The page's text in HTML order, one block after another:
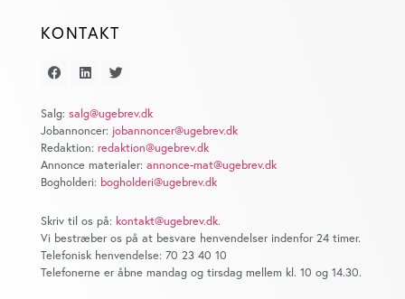
brug af vores website med vores partnere inden for sociale
medier, annonceringspartnere og analysepartnere. Vores
du har givet dem, eller som de har indsamlet fra din brug
af deres tjenester. Du samtykker til vores cookies, hvis du
fortsætter med at anvende vores hjemmeside.
KONTAKT
Salg: salg@ugebrev.dk
Jobannoncer: jobannoncer@ugebrev.dk
Redaktion: redaktion@ugebrev.dk
Annonce materialer: annonce-mat@ugebrev.dk
Bogholderi: bogholderi@ugebrev.dk
Skriv til os på: kontakt@ugebrev.dk.
Vi bestræber os på at besvare henvendelser indenfor 24 timer.
Telefonisk henvendelse: 70 23 40 10
Telefonerne er åbne mandag og tirsdag mellem kl. 10 og 14.30.